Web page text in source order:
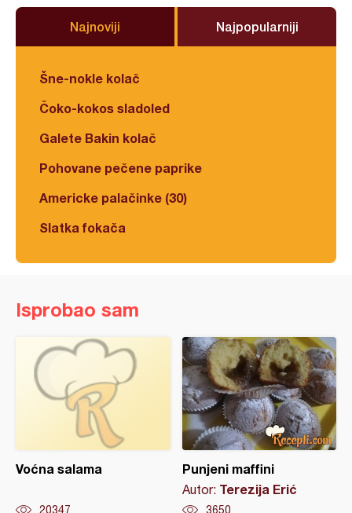
Najnoviji Najpopularniji
Šne-nokle kolač
Čoko-kokos sladoled
Galete Bakin kolač
Pohovane pečene paprike
Americke palačinke (30)
Slatka fokača
Isprobao sam
Voćna salama
20347
Punjeni maffini
Autor: Terezija Erić
3650